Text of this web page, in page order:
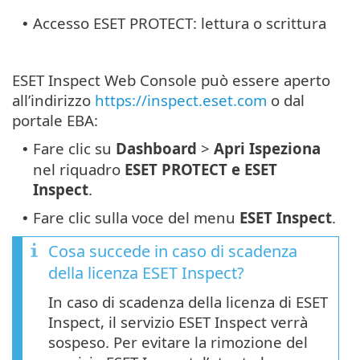
• Accesso ESET PROTECT: lettura o scrittura
ESET Inspect Web Console può essere aperto
all’indirizzo https://inspect.eset.com o dal
portale EBA:
• Fare clic su Dashboard > Apri Ispeziona
nel riquadro ESET PROTECT e ESET
Inspect.
• Fare clic sulla voce del menu ESET Inspect.
Cosa succede in caso di scadenza
della licenza ESET Inspect?
In caso di scadenza della licenza di ESET
Inspect, il servizio ESET Inspect verrà
sospeso. Per evitare la rimozione del